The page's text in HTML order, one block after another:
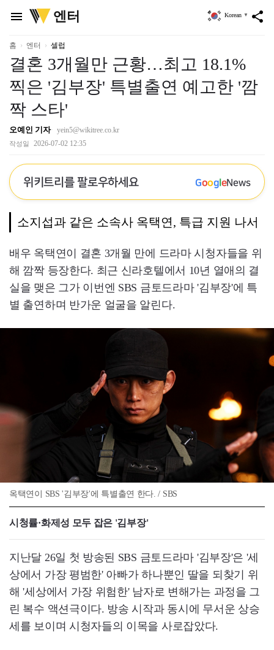
menu
위
키
리
엔터 share
Korean ▼
홈 엔터 셀럽
결혼 3개월만 근황…최고 18.1%
찍은 '김부장' 특별출연 예고한 '깜
짝 스타'
오예인 기자 yein5@wikitree.co.kr
작성일 2026-07-02 12:35
위키트리를 팔로우하세요 GoogleNews
소지섭과 같은 소속사 옥택연, 특급 지원 나서
배우 옥택연이 결혼 3개월 만에 드라마 시청자들을 위
해 깜짝 등장한다. 최근 신라호텔에서 10년 열애의 결
실을 맺은 그가 이번엔 SBS 금토드라마 '김부장'에 특
별 출연하며 반가운 얼굴을 알린다.
옥택연이 SBS '김부장'에 특별출연 한다. / SBS
시청률·화제성 모두 잡은 '김부장'
지난달 26일 첫 방송된 SBS 금토드라마 '김부장'은 '세
상에서 가장 평범한' 아빠가 하나뿐인 딸을 되찾기 위
해 '세상에서 가장 위험한' 남자로 변해가는 과정을 그
린 복수 액션극이다. 방송 시작과 동시에 무서운 상승
세를 보이며 시청자들의 이목을 사로잡았다.